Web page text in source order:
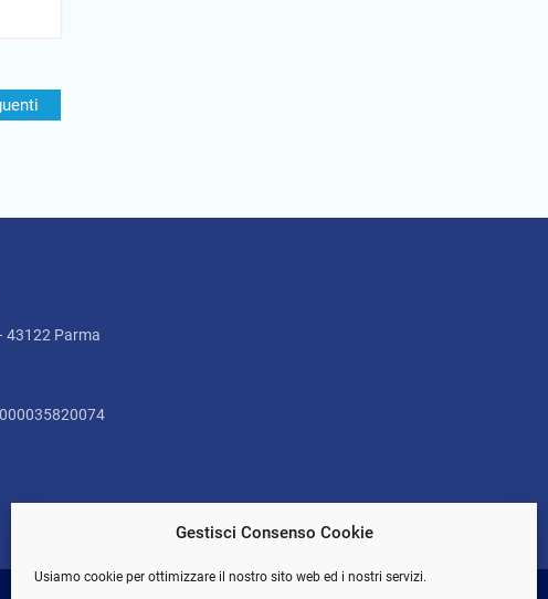
Gestisci Consenso Cookie
Usiamo cookie per ottimizzare il nostro sito web ed i nostri servizi.
43122 Parma